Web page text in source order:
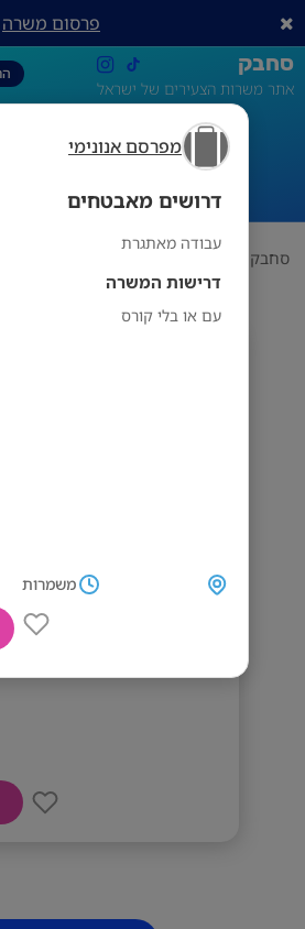
מפרסם אנונימי
דרושים מאבטחים
עבודה מאתגרת
דרישות המשרה
עם או בלי קורס
משמרות
פרסום משרה
סחבק
אתר משרות הצעירים של ישראל
דרושים
סחבק